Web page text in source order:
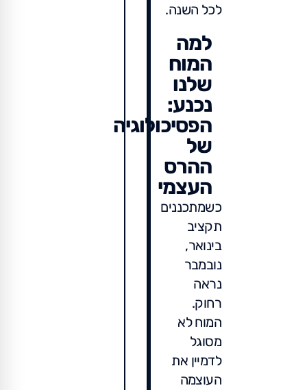
לכל השנה.
למה
המוח
שלנו
נכנע:
הפסיכולוגיה
של
ההרס
העצמי
כשמתכננים
תקציב
בינואר,
נובמבר
נראה
רחוק.
המוח לא
מסוגל
לדמיין את
העוצמה